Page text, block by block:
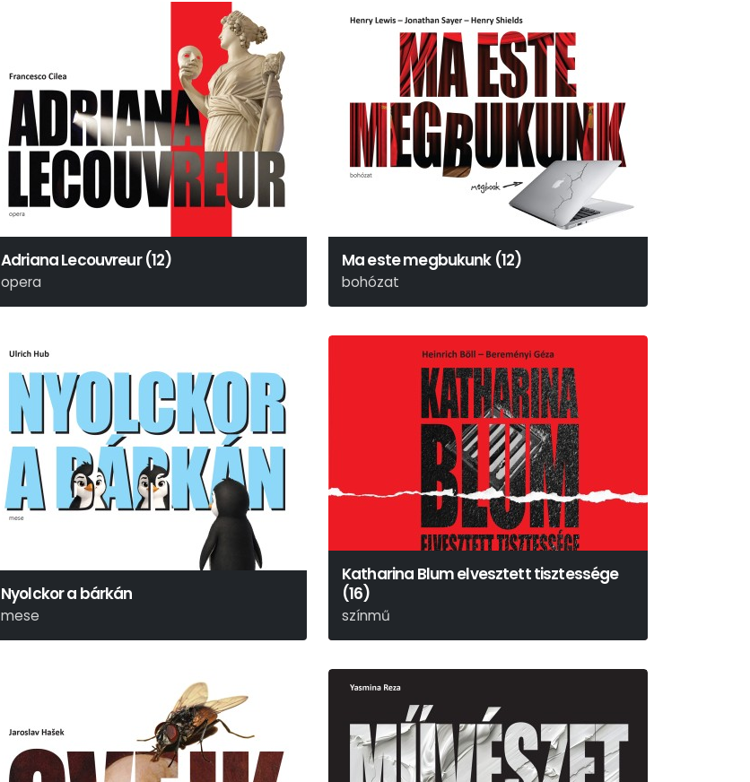
Adriana Lecouvreur (12)
opera
Francesco Cilea
Ma este megbukunk (12)
bohózat
Henry Lewis – Jonathan Sayer – Henry Shields
Nyolckor a bárkán
mese
Ulrich Hub
Katharina Blum elvesztett tisztessége
(16)
színmű
Heinrich Böll – Bereményi Géza